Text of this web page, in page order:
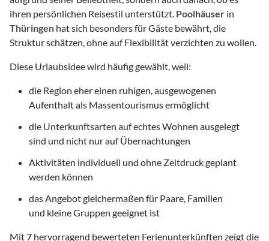
ihren persönlichen Reisestil unterstützt. Poolhäuser in
Thüringen hat sich besonders für Gäste bewährt, die
Struktur schätzen, ohne auf Flexibilität verzichten zu wollen.
Diese Urlaubsidee wird häufig gewählt, weil:
die Region eher einen ruhigen, ausgewogenen
Aufenthalt als Massentourismus ermöglicht
die Unterkunftsarten auf echtes Wohnen ausgelegt
sind und nicht nur auf Übernachtungen
Aktivitäten individuell und ohne Zeitdruck geplant
werden können
das Angebot gleichermaßen für Paare, Familien
und kleine Gruppen geeignet ist
Mit7 hervorragend bewerteten Ferienunterkünften zeigt die